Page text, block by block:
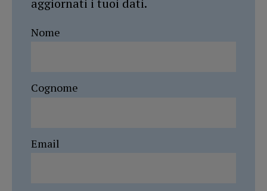
Nome
Cognome
Email